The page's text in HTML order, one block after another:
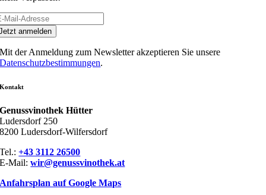
anmelden
Mit der Anmeldung zum Newsletter akzeptieren Sie unsere
Datenschutzbestimmungen.
Kontakt
Genussvinothek Hütter
Ludersdorf 250
8200 Ludersdorf-Wilfersdorf
Tel.:+43 3112 26500
E-Mail:wir@genussvinothek.at
Anfahrsplan auf Google Maps